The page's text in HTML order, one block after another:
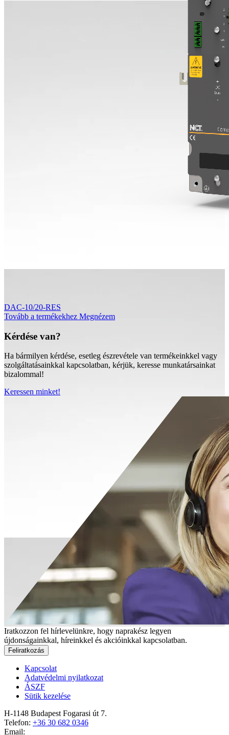
DAC-10/20-RES
Tovább a termékekhez Megnézem
Kérdése van?
Ha bármilyen kérdése, esetleg észrevétele van termékeinkkel vagy
szolgáltatásainkkal kapcsolatban, kérjük, keresse munkatársainkat
bizalommal!
Keressen minket!
Iratkozzon fel hírlevelünkre, hogy naprakész legyen
újdonságainkkal, híreinkkel és akcióinkkal kapcsolatban.
Feliratkozás
Kapcsolat
Adatvédelmi nyilatkozat
ÁSZF
Sütik kezelése
H-1148 Budapest Fogarasi út 7.
Telefon: +36 30 682 0346
Email: